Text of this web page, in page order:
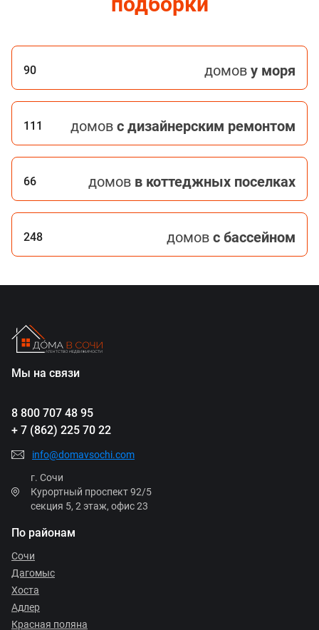
90 домов у моря
111 домов с дизайнерским ремонтом
66 домов в коттеджных поселках
248 домов с бассейном
Мы на связи
8 800 707 48 95
+ 7 (862) 225 70 22
info@domavsochi.com
г. Сочи
Курортный проспект 92/5
секция 5, 2 этаж, офис 23
По районам
Сочи
Дагомыс
Хоста
Адлер
Красная поляна